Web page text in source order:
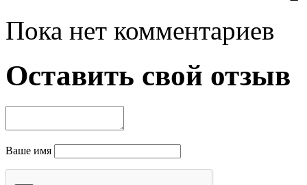
Пока нет комментариев
Оставить свой отзыв
Ваше имя